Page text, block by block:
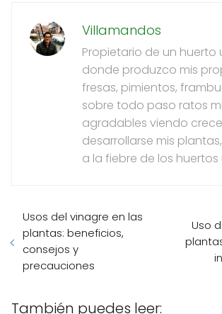
Villamandos
Propietario de un huerto
donde produzco mis
fresas, pimientos,
sobre todo paso ratos
agradables viendo
desarrollarse mis
a la fiebre de los
Usos del vinagre en las
plantas: beneficios,
consejos y
precauciones
Uso
También puedes leer: